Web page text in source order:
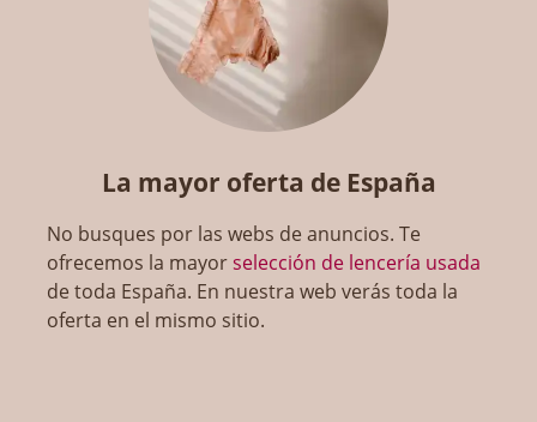
La mayor oferta de España
No busques por las webs de anuncios. Te
ofrecemos la mayorselección de lencería usada
de toda España. En nuestra web verás toda la
oferta en el mismo sitio.